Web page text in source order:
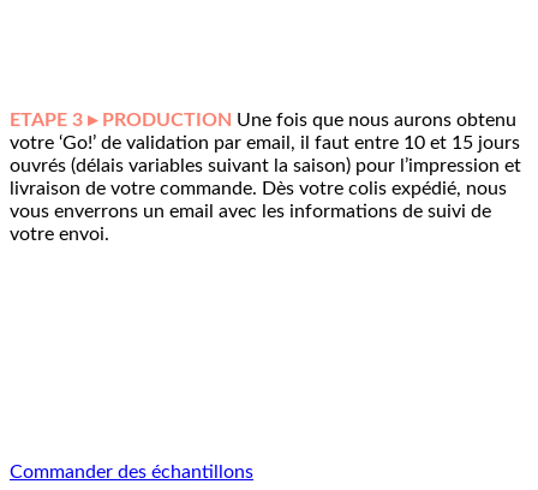
ETAPE 3 ▸ PRODUCTION Une fois que nous aurons obtenu
votre ‘Go!’ de validation par email, il faut entre 10 et 15 jours
ouvrés (délais variables suivant la saison) pour l’impression et
livraison de votre commande. Dès votre colis expédié, nous
vous enverrons un email avec les informations de suivi de
votre envoi.
Commander des échantillons